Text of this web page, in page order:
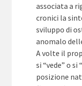
associata a
cronici la
sviluppo di
anomalo
A volte il
si “vede” o
posizione